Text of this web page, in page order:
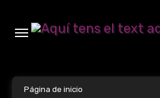
contenido
Página de inicio